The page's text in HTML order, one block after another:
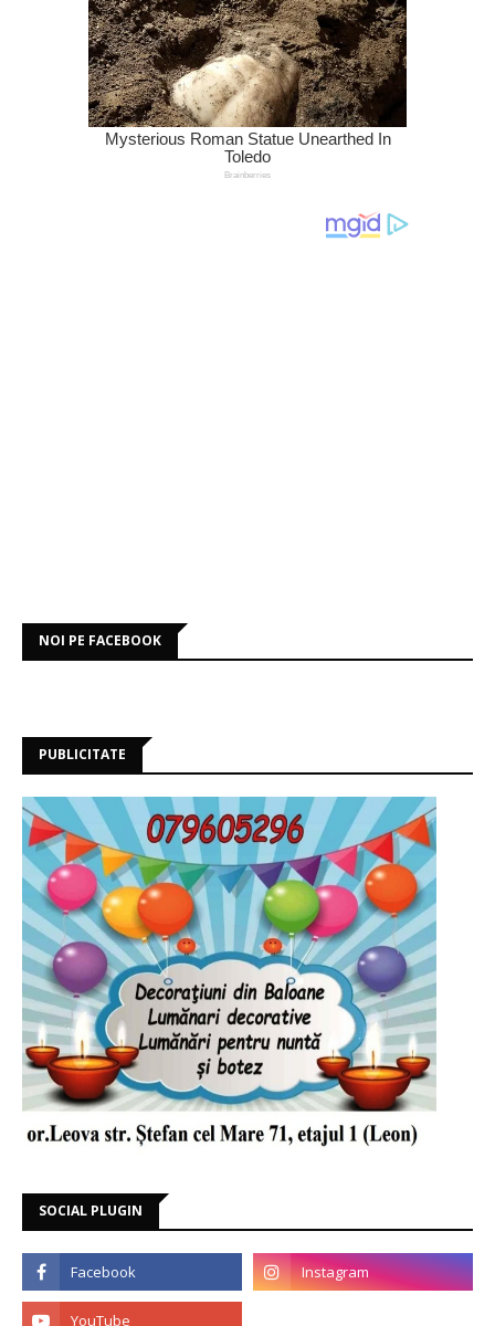
NOI PE FACEBOOK
PUBLICITATE
SOCIAL PLUGIN